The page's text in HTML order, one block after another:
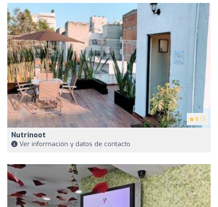
5 (1)
Nutrinoot
Ver información y datos de contacto